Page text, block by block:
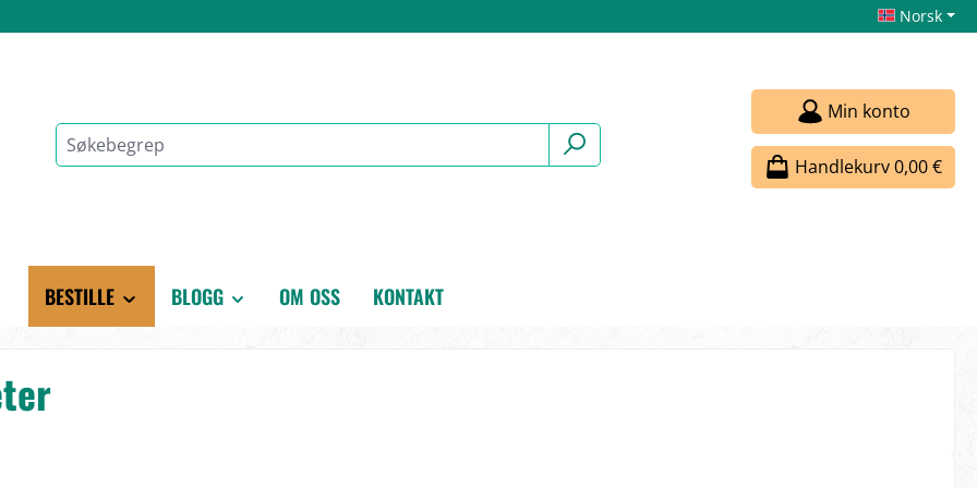
Norsk
Min konto
Handlekurv0,00 €
BESTILLE BLOGG OM OSS KONTAKT